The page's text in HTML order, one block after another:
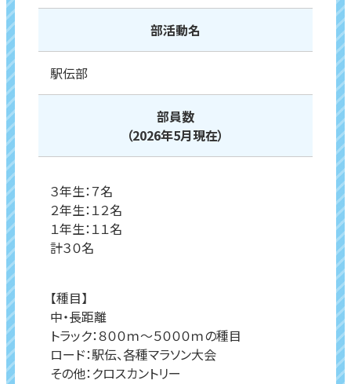
部活動名
駅伝部
部員数
（2026年5月現在）
３年生：７名
２年生：１２名
１年生：１１名
計３０名
【種目】
中・長距離
トラック：８００ｍ～５０００ｍの種目
ロード：駅伝、各種マラソン大会
その他：クロスカントリー